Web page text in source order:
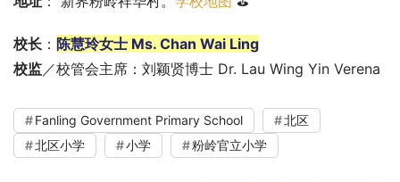
校长 ： 陈慧玲女士 Ms. Chan Wai Ling
校监 ／校管会主席：刘颖贤博士 Dr. Lau Wing Yin Verena
Fanling Government Primary School
北区
北区小学
小学 粉岭官立小学